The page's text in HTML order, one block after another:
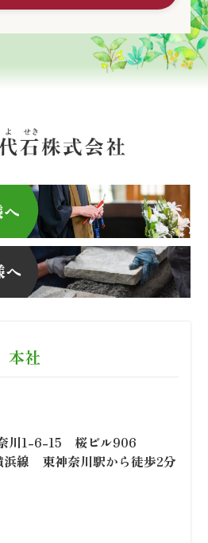
本社
川1-6-15 桜ビル906
浜線 東神奈川駅から徒歩2分